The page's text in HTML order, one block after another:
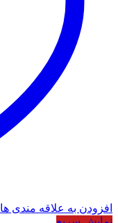
افزودن به علاقه مندی ها